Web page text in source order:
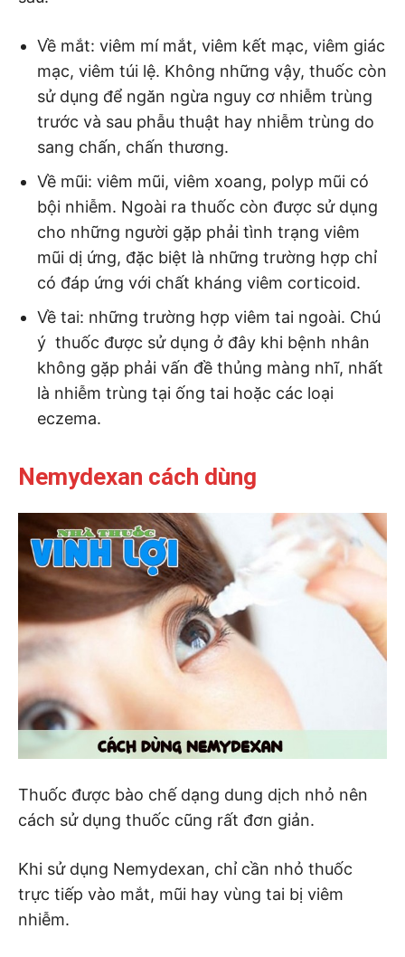
Về mắt: viêm mí mắt, viêm kết mạc, viêm giác
mạc, viêm túi lệ. Không những vậy, thuốc còn
sử dụng để ngăn ngừa nguy cơ nhiễm trùng
trước và sau phẫu thuật hay nhiễm trùng do
sang chấn, chấn thương.
Về mũi: viêm mũi, viêm xoang, polyp mũi có
bội nhiễm. Ngoài ra thuốc còn được sử dụng
cho những người gặp phải tình trạng viêm
mũi dị ứng, đặc biệt là những trường hợp chỉ
có đáp ứng với chất kháng viêm corticoid.
Về tai: những trường hợp viêm tai ngoài. Chú
ý thuốc được sử dụng ở đây khi bệnh nhân
không gặp phải vấn đề thủng màng nhĩ, nhất
là nhiễm trùng tại ống tai hoặc các loại
eczema.
Nemydexan cách dùng
Thuốc được bào chế dạng dung dịch nhỏ nên
cách sử dụng thuốc cũng rất đơn giản.
Khi sử dụng Nemydexan, chỉ cần nhỏ thuốc
trực tiếp vào mắt, mũi hay vùng tai bị viêm
nhiễm.